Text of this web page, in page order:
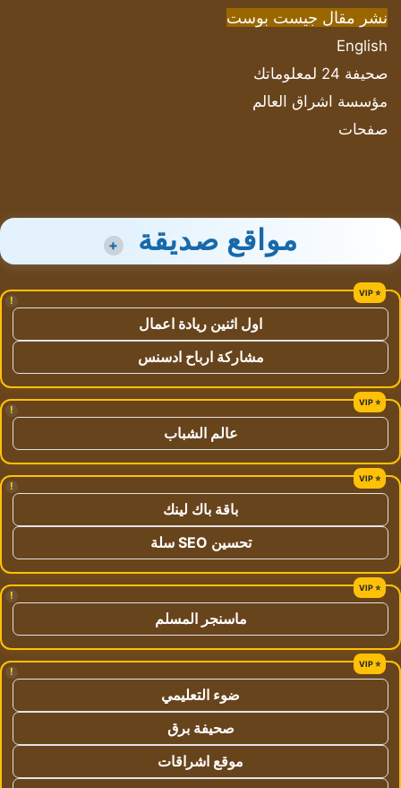
نشر مقال جيست بوست
English
صحيفة 24 لمعلوماتك
مؤسسة اشراق العالم
صفحات
مواقع صديقة +
!
اول اثنين ريادة اعمال
مشاركة ارباح ادسنس
!
عالم الشباب
!
باقة باك لينك
تحسين SEO سلة
!
ماسنجر المسلم
!
ضوء التعليمي
صحيفة برق
موقع اشراقات